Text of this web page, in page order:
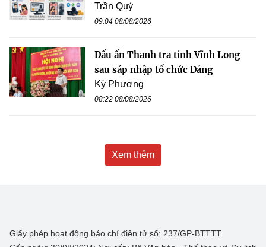
Trần Quý
09:04 08/08/2026
Dấu ấn Thanh tra tỉnh Vĩnh Long
sau sáp nhập tổ chức Đảng
Kỳ Phương
08:22 08/08/2026
Xem thêm
Giấy phép hoạt động báo chí điện tử số: 237/GP-BTTTT